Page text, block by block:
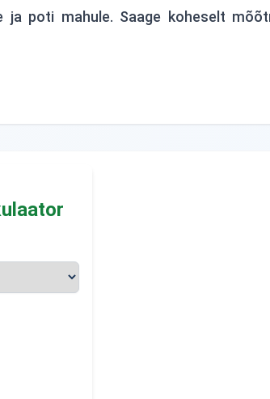
poti mahule. Saage koheselt